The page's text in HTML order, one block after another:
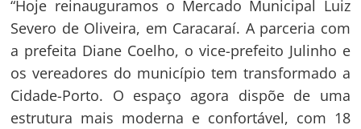
“Hoje reinauguramos o Mercado Municipal Luiz
Severo de Oliveira, em Caracaraí. A parceria com
a prefeita Diane Coelho, o vice-prefeito Julinho e
os vereadores do município tem transformado a
Cidade-Porto. O espaço agora dispõe de uma
estrutura mais moderna e confortável, com 18